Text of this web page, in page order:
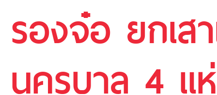
รองจ๋อ ยกเส
นครบาล 4 แ